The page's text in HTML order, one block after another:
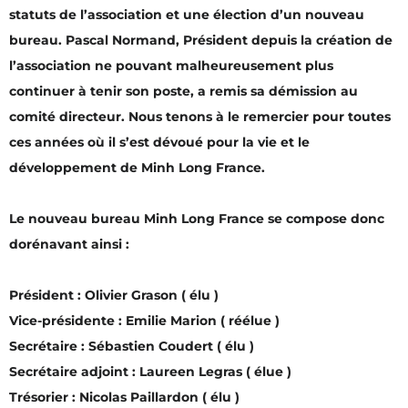
statuts de l’association et une élection d’un nouveau
bureau. Pascal Normand, Président depuis la création de
l’association ne pouvant malheureusement plus
continuer à tenir son poste, a remis sa démission au
comité directeur. Nous tenons à le remercier pour toutes
ces années où il s’est dévoué pour la vie et le
développement de Minh Long France.
Le nouveau bureau Minh Long France se compose donc
dorénavant ainsi :
Président : Olivier Grason ( élu )
Vice-présidente : Emilie Marion ( réélue )
Secrétaire : Sébastien Coudert ( élu )
Secrétaire adjoint : Laureen Legras ( élue )
Trésorier : Nicolas Paillardon ( élu )